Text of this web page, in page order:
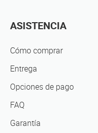
ASISTENCIA
Cómo comprar
Entrega
Opciones de pago
FAQ
Garantía